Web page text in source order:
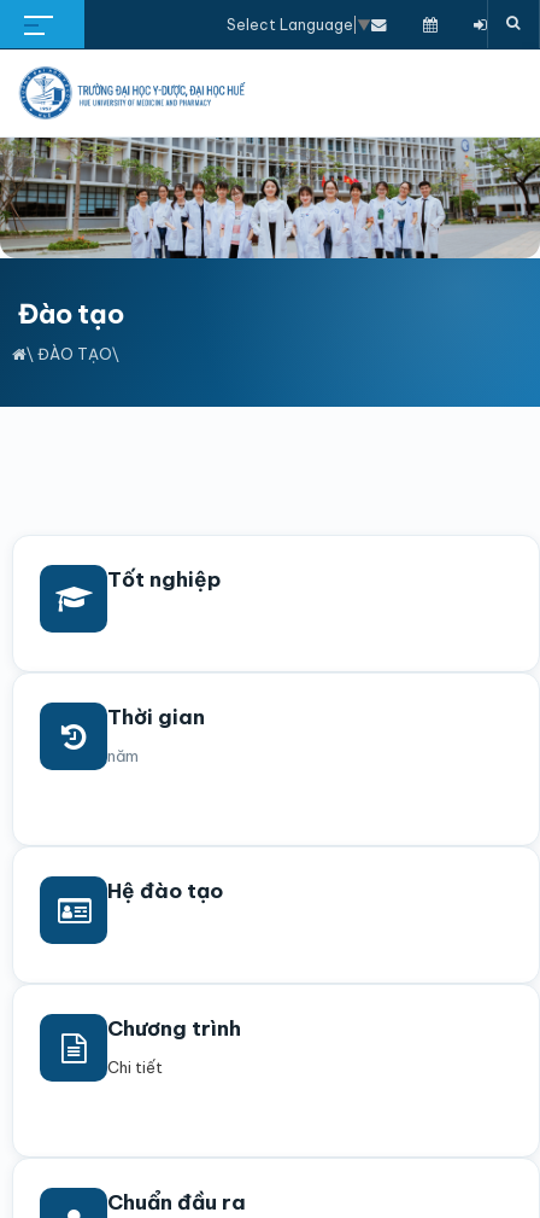
Select Language ▼
Đào tạo
\ ĐÀO TẠO\
Tốt nghiệp
Thời gian
năm
Hệ đào tạo
Chương trình
Chi tiết
Chuẩn đầu ra